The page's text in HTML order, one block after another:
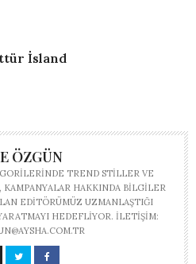
İsland
ÖZGÜN
TREND STILLER VE
HAKKINDA BILGILER
EDITÖRÜMÜZ UZMANLAŞTIĞI
HEDEFLIYOR. İLETIŞIM: